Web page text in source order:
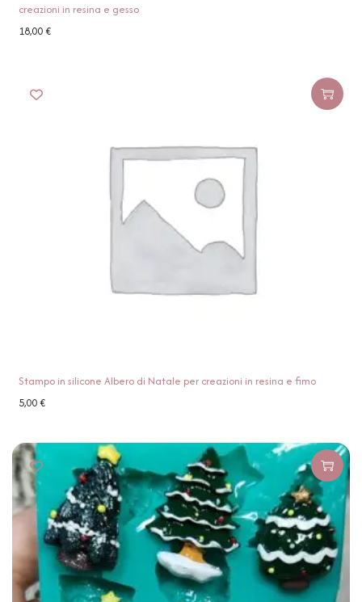
creazioni in resina e gesso
18,00€
Stampo in silicone Albero di Natale per creazioni in resina e fimo
5,00€